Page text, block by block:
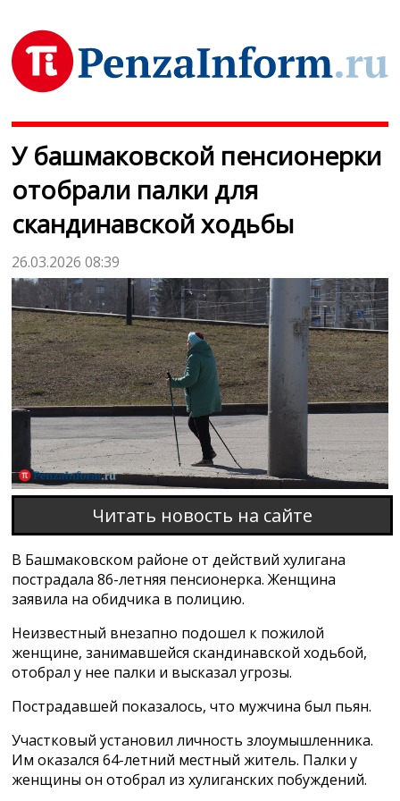
У башмаковской пенсионерки
отобрали палки для
скандинавской ходьбы
26.03.2026 08:39
Читать новость на сайте
В Башмаковском районе от действий хулигана
пострадала 86-летняя пенсионерка. Женщина
заявила на обидчика в полицию.
Неизвестный внезапно подошел к пожилой
женщине, занимавшейся скандинавской ходьбой,
отобрал у нее палки и высказал угрозы.
Пострадавшей показалось, что мужчина был пьян.
Участковый установил личность злоумышленника.
Им оказался 64-летний местный житель. Палки у
женщины он отобрал из хулиганских побуждений.